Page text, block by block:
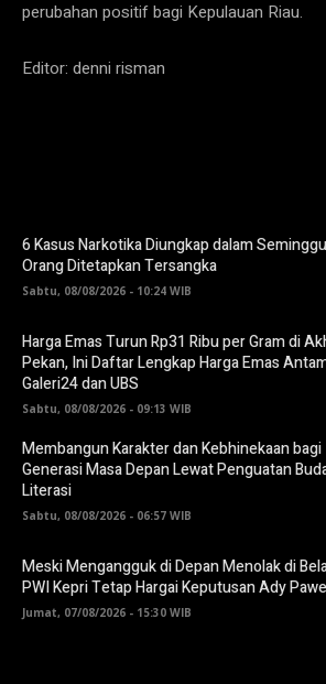
perubahan positif bagi Kepulauan Riau.
Editor: denni risman
6 Kasus Narkotika Diungkap dalam
Orang Ditetapkan Tersangka
Sabtu, 08/08/2026 - 10:24 WIB
Harga Emas Turun Rp31 Ribu per Gram di
Pekan, Ini Daftar Lengkap Harga Emas
Galeri24 dan UBS
Sabtu, 08/08/2026 - 09:13 WIB
Membangun Karakter dan Kebhinekaan bagi
Generasi Masa Depan Lewat Penguatan
Literasi
Sabtu, 08/08/2026 - 06:57 WIB
Meski Mengangguk di Depan Menolak di
PWI Kepri Tetap Hargai Keputusan Ady
Jumat, 07/08/2026 - 15:30 WIB